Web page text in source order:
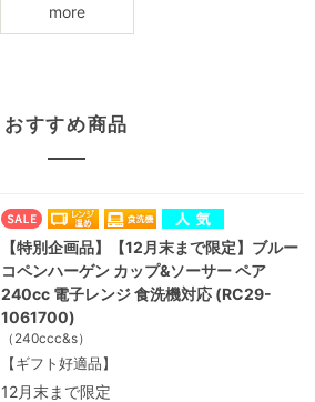
more
おすすめ商品
【特別企画品】【12月末まで限定】ブルー
コペンハーゲン カップ&ソーサー ペア
240cc 電子レンジ 食洗機対応 (RC29-
1061700)
（240ccc&s）
【ギフト好適品】
12月末まで限定